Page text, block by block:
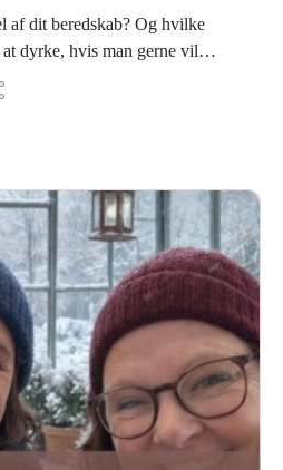
af dit beredskab? Og hvilke
dyrke, hvis man gerne vil
– eller tage sine egne frø år
grøntsager til det nordiske
fra historiske Victory
som et grønt spisekammer, og
kan dyrke mere af deres
netop hestebønner, grønkål,
er blevet udvalgt – og
egne frø måske er vigtigere,